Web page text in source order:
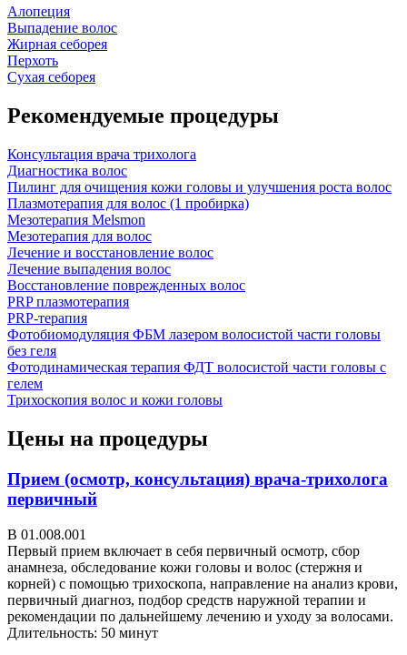
Алопеция
Выпадение волос
Жирная себорея
Перхоть
Сухая себорея
Рекомендуемые процедуры
Консультация врача трихолога
Диагностика волос
Пилинг для очищения кожи головы и улучшения роста волос
Плазмотерапия для волос (1 пробирка)
Мезотерапия Melsmon
Мезотерапия для волос
Лечение и восстановление волос
Лечение выпадения волос
Восстановление поврежденных волос
PRP плазмотерапия
PRP-терапия
Фотобиомодуляция ФБМ лазером волосистой части головы
без геля
Фотодинамическая терапия ФДТ волосистой части головы с
гелем
Трихоскопия волос и кожи головы
Цены на процедуры
Прием (осмотр, консультация) врача-трихолога
первичный
В 01.008.001
Первый прием включает в себя первичный осмотр, сбор
анамнеза, обследование кожи головы и волос (стержня и
корней) с помощью трихоскопа, направление на анализ крови,
первичный диагноз, подбор средств наружной терапии и
рекомендации по дальнейшему лечению и уходу за волосами.
Длительность: 50 минут